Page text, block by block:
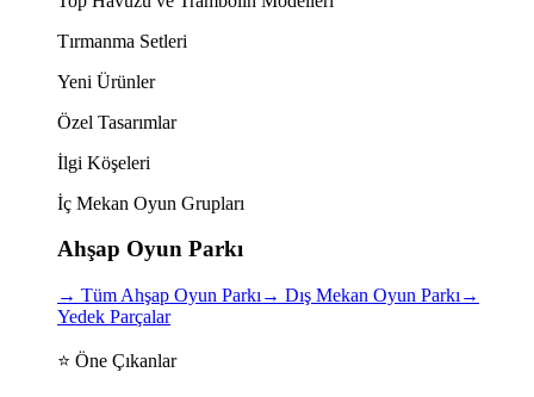
Tırmanma Setleri
Yeni Ürünler
Özel Tasarımlar
İlgi Köşeleri
İç Mekan Oyun Grupları
Ahşap Oyun Parkı
→ Tüm Ahşap Oyun Parkı → Dış Mekan Oyun Parkı →
Yedek Parçalar
⭐ Öne Çıkanlar